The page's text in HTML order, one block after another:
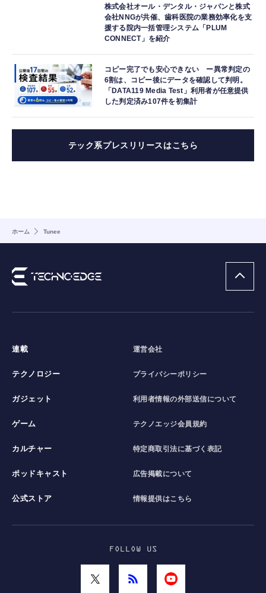
株式会社オール・デンタル・ジャパンと株式
会社NNGが共催、歯科医院の業務効率化を支
援する院内一括管理システム「PLUM
CONNECT」を紹介
コピー完了でも安心できない ー異常判定の
6割は、コピー後にデータを確認して判明。
「DATA119 Media Test」利用者が任意提供
した判定済み107件を初集計
テック系プレスリリースはこちら
ホーム Tunee
連載
テクノロジー
ガジェット
ゲーム
カルチャー
ポッドキャスト
公式ストア
運営会社
プライバシーポリシー
利用者情報の外部送信について
テクノエッジ会員規約
特定商取引法に基づく表記
広告掲載について
情報提供はこちら
FOLLOW US